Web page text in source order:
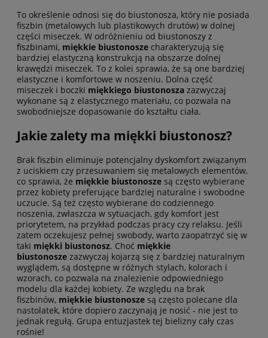
To określenie odnosi się do biustonosza, który nie posiada
fiszbin (metalowych lub plastikowych drutów) w dolnej
części miseczek. W odróżnieniu od biustonoszy z
fiszbinami, miękkie biustonosze charakteryzują się
bardziej elastyczną konstrukcją na obszarze dolnej
krawędzi miseczek. To z kolei sprawia, że są one bardziej
elastyczne i komfortowe w noszeniu. Dolna część
miseczek i boczki miękkiego biustonosza zazwyczaj
wykonane są z elastycznego materiału, co pozwala na
swobodniejsze dopasowanie do kształtu ciała.
Jakie zalety ma miękki biustonosz?
Brak fiszbin eliminuje potencjalny dyskomfort związanym
z uciskiem czy przesuwaniem się metalowych elementów,
co sprawia, że miękkie biustonosze są często wybierane
przez kobiety preferujące bardziej naturalne i swobodne
uczucie. Są też często wybierane do codziennego
noszenia, zwłaszcza w sytuacjach, gdy komfort jest
priorytetem, na przykład podczas pracy czy relaksu. Jeśli
zatem oczekujesz pełnej swobody, warto zaopatrzyć się w
taki miękki biustonosz. Choć miękkie
biustonosze zazwyczaj kojarzą się z bardziej naturalnym
wyglądem, są dostępne w różnych stylach, kolorach i
wzorach, co pozwala na znalezienie odpowiedniego
modelu dla każdej kobiety. Ze względu na brak
fiszbinów, miękkie biustonosze są często polecane dla
nastolatek, które dopiero zaczynają je nosić - nie jest to
jednak regułą. Grupa entuzjastek tej bielizny cały czas
rośnie!